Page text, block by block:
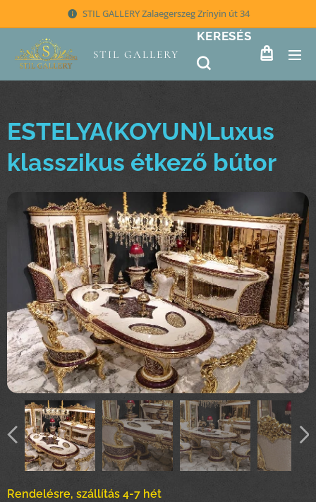
STIL GALLERY Zalaegerszeg Zrínyin út 34
STIL GALLERY
KERESÉS
ESTELYA(KOYUN)Luxus
klasszikus étkező bútor
Rendelésre, szállítás 4-7 hét